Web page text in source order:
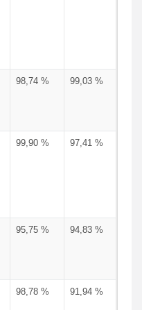
98,74 % 99,03 %
99,90 % 97,41 %
95,75 % 94,83 %
98,78 % 91,94 %